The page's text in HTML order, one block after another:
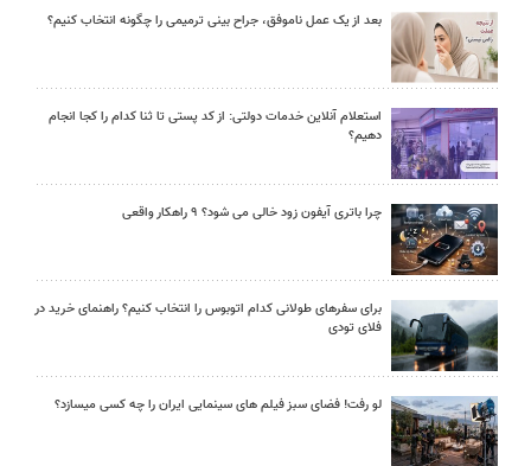
بعد از یک عمل ناموفق، جراح بینی ترمیمی را چگونه انتخاب کنیم؟
استعلام آنلاین خدمات دولتی: از کد پستی تا ثنا کدام را کجا انجام
دهیم؟
چرا باتری آیفون زود خالی می شود؟ ۹ راهکار واقعی
برای سفرهای طولانی کدام اتوبوس را انتخاب کنیم؟ راهنمای خرید در
فلای تودی
لو رفت! فضای سبز فیلم های سینمایی ایران را چه کسی میسازد؟